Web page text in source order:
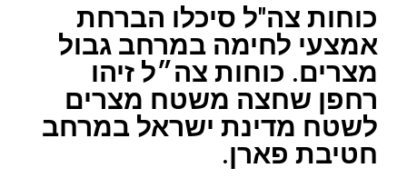
כוחות צה"ל סיכלו הברחת
אמצעי לחימה במרחב גבול
מצרים. כוחות צה״ל זיהו
רחפן שחצה משטח מצרים
לשטח מדינת ישראל במרחב
חטיבת פארן.